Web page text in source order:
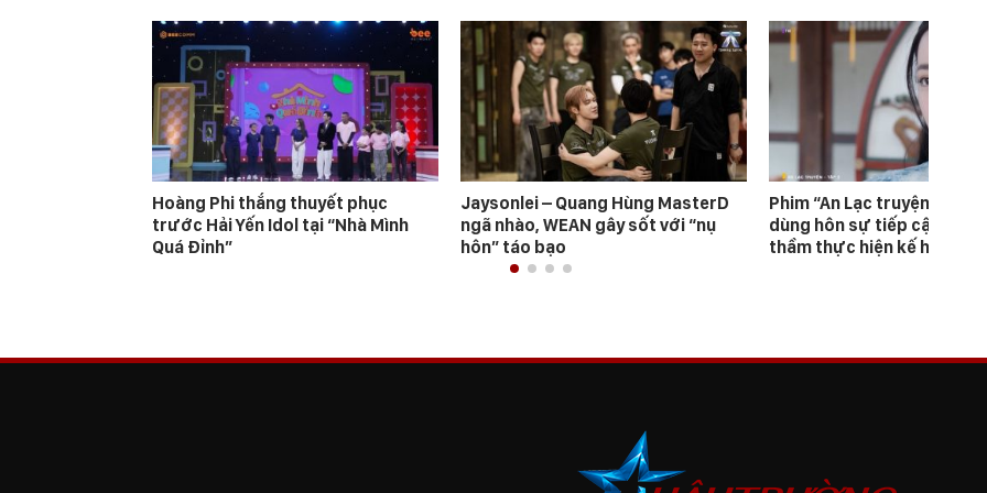
Hoàng Phi thắng thuyết phục
trước Hải Yến Idol tại “Nhà Mình
Quá Đỉnh”
Jaysonlei – Quang Hùng MasterD
ngã nhào, WEAN gây sốt với “nụ
hôn” táo bạo
Phim “An Lạc truyện”:
dùng hôn sự tiếp cận Hàn
thầm thực hiện kế hoạch